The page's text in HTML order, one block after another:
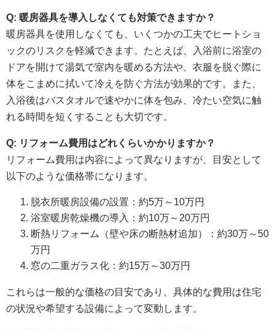
Q: 暖房器具を導入しなくても対策できますか？
暖房器具を使用しなくても、いくつかの工夫でヒートショ
ックのリスクを軽減できます。たとえば、入浴前に浴室の
ドアを開けて湯気で室内を暖める方法や、衣服を脱ぐ際に
体をこまめに拭いて冷えを防ぐ方法が効果的です。また、
入浴後はバスタオルで速やかに体を包み、冷たい空気に触
れる時間を短くすることも大切です。
Q: リフォーム費用はどれくらいかかりますか？
リフォーム費用は内容によって異なりますが、目安として
以下のような価格帯になります。
脱衣所暖房設備の設置：約5万～10万円
浴室暖房乾燥機の導入：約10万～20万円
断熱リフォーム（壁や床の断熱材追加）：約30万～50
万円
窓の二重ガラス化：約15万～30万円
これらは一般的な価格の目安であり、具体的な費用は住宅
の状況や希望する設備によって変動します。